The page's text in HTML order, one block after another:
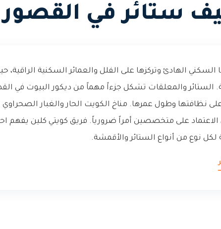
ستائر في القصور
الهادئ وتركزها على الفلل والعمائر السكنية الراقية،
الستائر والمعلقات تشكل جزءاً مهماً من ديكور البيوت في
نظافتها وطول عمرها. مناخ الكويت الحار والغبار
الاعتماد على متخصصين أمراً ضرورياً. فريق كويتي كلين يفهم
نوع من أنواع الستائر والأقمشة.